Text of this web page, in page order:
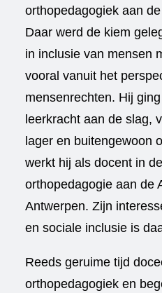
orthopedagogiek aan
Daar werd de kiem
in inclusie van mensen
vooral vanuit het
mensenrechten. Hij
leerkracht aan de slag,
lager en buitengewoon
werkt hij als docent in
orthopedagogie aan de
Antwerpen. Zijn
en sociale inclusie is
Reeds geruime tijd
orthopedagogiek en